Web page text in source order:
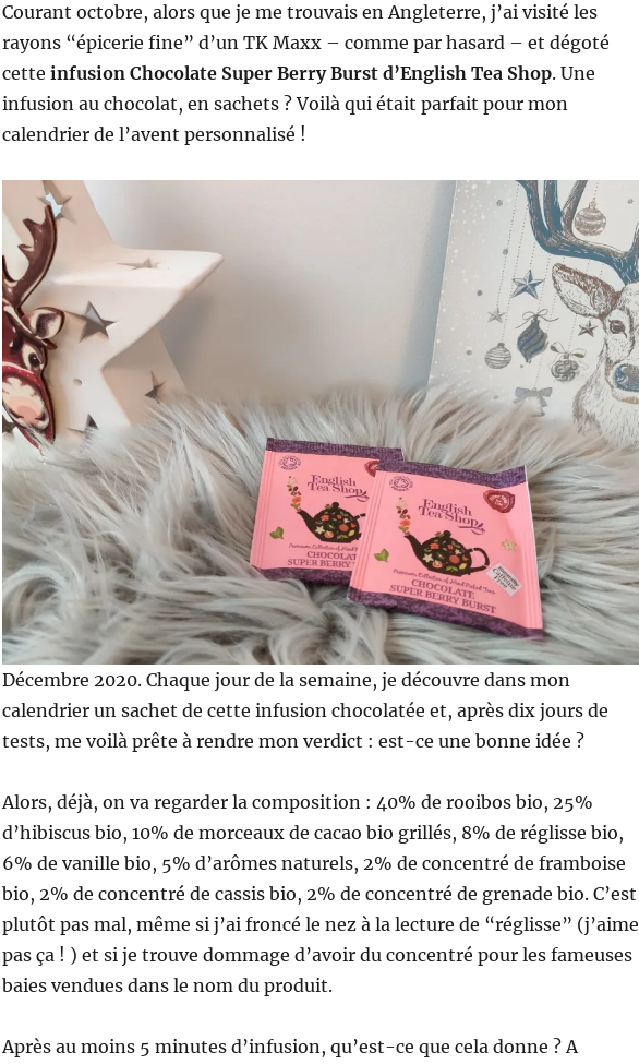
Courant octobre, alors que je me trouvais en Angleterre, j’ai visité les
rayons “épicerie fine” d’un TK Maxx – comme par hasard – et dégoté
cette infusion Chocolate Super Berry Burst d’English Tea Shop. Une
infusion au chocolat, en sachets ? Voilà qui était parfait pour mon
calendrier de l’avent personnalisé !
Décembre 2020. Chaque jour de la semaine, je découvre dans mon
calendrier un sachet de cette infusion chocolatée et, après dix jours de
tests, me voilà prête à rendre mon verdict : est-ce une bonne idée ?
Alors, déjà, on va regarder la composition : 40% de rooibos bio, 25%
d’hibiscus bio, 10% de morceaux de cacao bio grillés, 8% de réglisse bio,
6% de vanille bio, 5% d’arômes naturels, 2% de concentré de framboise
bio, 2% de concentré de cassis bio, 2% de concentré de grenade bio. C’est
plutôt pas mal, même si j’ai froncé le nez à la lecture de “réglisse” (j’aime
pas ça ! ) et si je trouve dommage d’avoir du concentré pour les fameuses
baies vendues dans le nom du produit.
Après au moins 5 minutes d’infusion, qu’est-ce que cela donne ? A